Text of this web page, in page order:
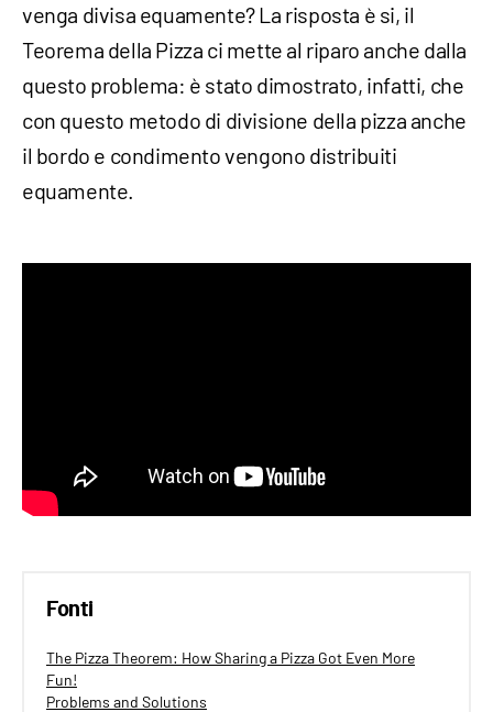
venga divisa equamente? La risposta è si, il
Teorema della Pizza ci mette al riparo anche dalla
questo problema: è stato dimostrato, infatti, che
con questo metodo di divisione della pizza anche
il bordo e condimento vengono distribuiti
equamente.
Fonti
The Pizza Theorem: How Sharing a Pizza Got Even More
Fun!
Problems and Solutions